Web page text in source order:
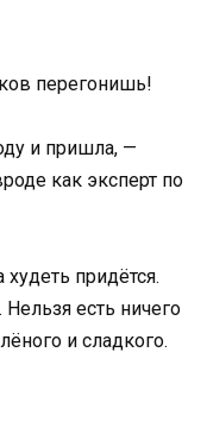
перегонишь!
и пришла, —
как эксперт по
придётся.
Нельзя есть ничего
и сладкого.